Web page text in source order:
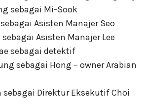
sebagai Mi-Sook
Asisten Manajer Seo
sebagai Asisten Manajer Lee
sebagai detektif
sebagai Hong – owner Arabian
sebagai Direktur Eksekutif Choi